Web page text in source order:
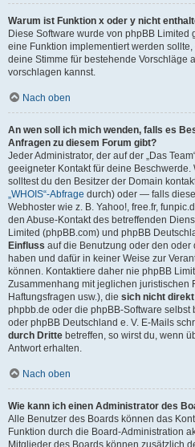
Warum ist Funktion x oder y nicht
Diese Software wurde von phpBB
eine Funktion implementiert werden
deine Stimme für bestehende Vorschläge
vorschlagen kannst.
Nach oben
An wen soll ich mich wenden, falls es
Anfragen zu diesem Forum gibt?
Jeder Administrator, der auf der „Das
geeigneter Kontakt für deine Beschwerde.
solltest du den Besitzer der Domain
„WHOIS“-Abfrage durch) oder — falls
Webhoster wie z. B. Yahoo!, free.fr,
den Abuse-Kontakt des betreffenden
Limited (phpBB.com) und phpBB
Einfluss auf die Benutzung oder den oder
haben und dafür in keiner Weise zur
können. Kontaktiere daher nie phpBB
Zusammenhang mit jeglichen juristischen
Haftungsfragen usw.), die sich nicht direkt
phpbb.de oder die phpBB-Software selbst
oder phpBB Deutschland e. V. E-Mails
durch Dritte betreffen, so wirst du, wenn
Antwort erhalten.
Nach oben
Wie kann ich einen Administrator des
Alle Benutzer des Boards können das
Funktion durch die Board-Administration
Mitglieder des Boards können zusätzlich